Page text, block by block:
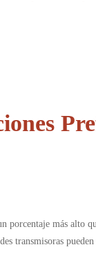
porcentaje más alto
transmisoras